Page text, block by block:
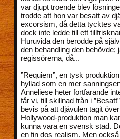
var djupt troende blev
trodde att hon var besatt av
excorsism, då detta tycktes
dock inte ledde till ett
Huruvida den berodde på
den behandling den
regissörerna, då...
”Requiem”, en tysk
hyllad som en mer
Anneliese heter fortfarande
får vi, till skillnad från i
bevis på att djävulen tagit
Hollywood-produktion man
kunna vara en svensk stad.
en fin dos realism. Men